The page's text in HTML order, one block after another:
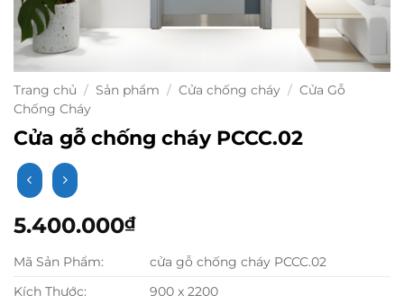
Trang chủ / Sản phẩm / Cửa chống cháy / Cửa Gỗ
Chống Cháy
Cửa gỗ chống cháy PCCC.02
5.400.000₫
Mã Sản Phẩm:
cửa gỗ chống cháy PCCC.02
Kích Thước:
900 x 2200